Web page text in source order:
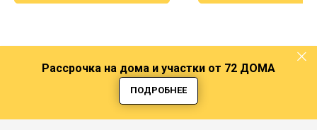
Рассрочка на дома и участки от 72 ДОМА
ПОДРОБНЕЕ